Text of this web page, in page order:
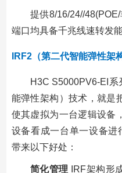
提供8/16/24//
端口均具备千兆线速转发
IRF2（第二代智能弹性架
H3C S5000PV6-EI系
能弹性架构）技术，就是
使其虚拟为一台逻辑设备
设备看成一台单一设备进
带来以下好处：
简化管理
IRF架构形